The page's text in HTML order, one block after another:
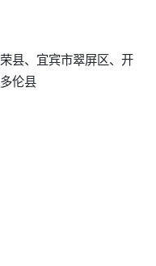
县、宜宾市翠屏区、开
伦县